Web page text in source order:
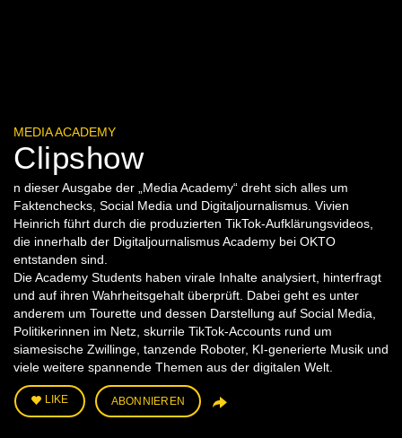
MEDIA ACADEMY
Clipshow
n dieser Ausgabe der „Media Academy“ dreht sich alles um
Faktenchecks, Social Media und Digitaljournalismus. Vivien
Heinrich führt durch die produzierten TikTok-Aufklärungsvideos,
die innerhalb der Digitaljournalismus Academy bei OKTO
entstanden sind.
Die Academy Students haben virale Inhalte analysiert, hinterfragt
und auf ihren Wahrheitsgehalt überprüft. Dabei geht es unter
anderem um Tourette und dessen Darstellung auf Social Media,
Politikerinnen im Netz, skurrile TikTok-Accounts rund um
siamesische Zwillinge, tanzende Roboter, KI-generierte Musik und
viele weitere spannende Themen aus der digitalen Welt.
LIKE ABONNIEREN